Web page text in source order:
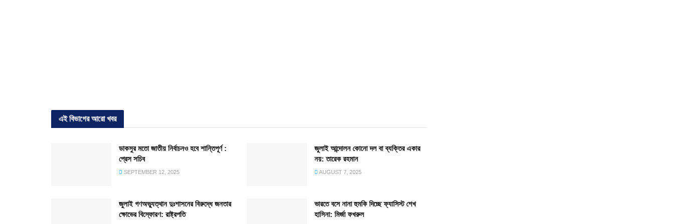
এই বিভাগের আরো খবর
ডাকসুর মতো জাতীয় নির্বাচনও হবে শান্তিপূর্ণ :
প্রেস সচিব
SEPTEMBER 12, 2025
জুলাই আন্দোলন কোনো দল বা ব্যক্তির একার
নয়: তারেক রহমান
AUGUST 7, 2025
জুলাই গণঅভ্যুত্থান দুঃশাসনের বিরুদ্ধে জনতার
ক্ষোভের বিস্ফোরণ: রাষ্ট্রপতি
ভারতে বসে নানা হুমকি দিচ্ছে ফ্যাসিস্ট শেখ
হাসিনা: মির্জা ফখরুল